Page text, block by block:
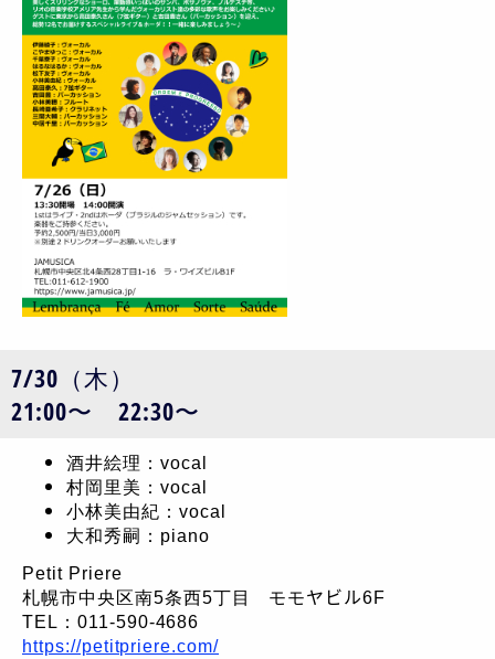
7/30（木）
21:00〜 22:30〜
酒井絵理：vocal
村岡里美：vocal
小林美由紀：vocal
大和秀嗣：piano
Petit Priere
札幌市中央区南5条西5丁目 モモヤビル6F
TEL：011-590-4686
https://petitpriere.com/